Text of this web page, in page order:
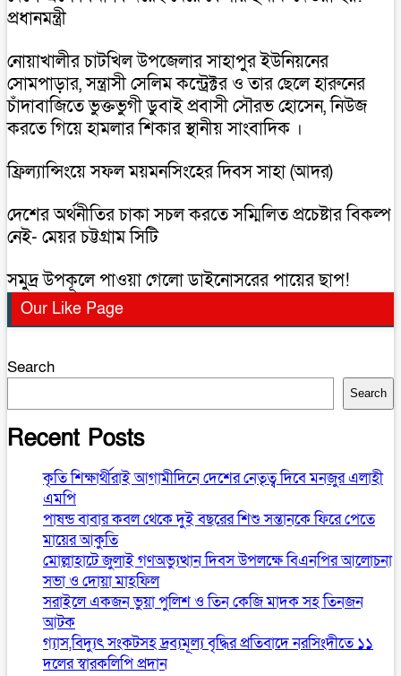
প্রধানমন্ত্রী
নোয়াখালীর চাটখিল উপজেলার সাহাপুর ইউনিয়নের
সোমপাড়ার, সন্ত্রাসী সেলিম কন্ট্রেক্টর ও তার ছেলে হারুনের
চাঁদাবাজিতে ভুক্তভুগী ডুবাই প্রবাসী সৌরভ হোসেন, নিউজ
করতে গিয়ে হামলার শিকার স্থানীয় সাংবাদিক ।
ফ্রিল্যান্সিংয়ে সফল ময়মনসিংহের দিবস সাহা (আদর)
দেশের অর্থনীতির চাকা সচল করতে সম্মিলিত প্রচেষ্টার বিকল্প
নেই- মেয়র চট্টগ্রাম সিটি
সমুদ্র উপকূলে পাওয়া গেলো ডাইনোসরের পায়ের ছাপ!
Our Like Page
Search
Search
Recent Posts
কৃতি শিক্ষার্থীরাই আগামীদিনে দেশের নেতৃত্ব দিবে মনজুর এলাহী
এমপি
পাষন্ড বাবার কবল থেকে দুই বছরের শিশু সন্তানকে ফিরে পেতে
মায়ের আকুতি
মোল্লাহাটে জুলাই গণঅভ্যুত্থান দিবস উপলক্ষে বিএনপির আলোচনা
সভা ও দোয়া মাহফিল
সরাইলে একজন ভুয়া পুলিশ ও তিন কেজি মাদক সহ তিনজন
আটক
গ্যাস,বিদ্যুৎ সংকটসহ দ্রব্যমূল্য বৃদ্ধির প্রতিবাদে নরসিংদীতে ১১
দলের স্বারকলিপি প্রদান